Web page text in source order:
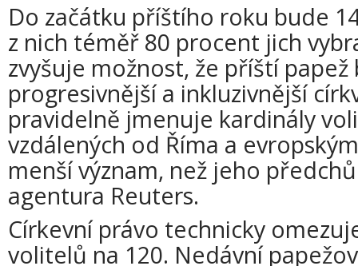
Do začátku příštího roku bude
z nich téměř 80 procent jich
zvyšuje možnost, že příští
progresivnější a inkluzivnější
pravidelně jmenuje kardinály
vzdálených od Říma a
menší význam, než jeho
agentura Reuters.
Církevní právo technicky
volitelů na 120. Nedávní